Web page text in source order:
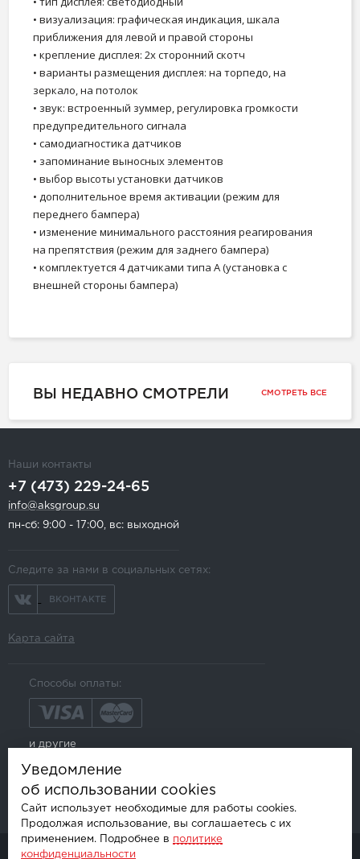
• визуализация: графическая индикация, шкала
приближения для левой и правой стороны
• крепление дисплея: 2х сторонний скотч
• варианты размещения дисплея: на торпедо, на
зеркало, на потолок
• звук: встроенный зуммер, регулировка громкости
предупредительного сигнала
• самодиагностика датчиков
• запоминание выносных элементов
• выбор высоты установки датчиков
• дополнительное время активации (режим для
переднего бампера)
• изменение минимального расстояния реагирования
на препятствия (режим для заднего бампера)
• комплектуется 4 датчиками типа A (установка с
внешней стороны бампера)
ВЫ НЕДАВНО СМОТРЕЛИ СМОТРЕТЬ ВСЕ
Наши контакты
+7 (473) 229-24-65
info@aksgroup.su
пн-сб: 9:00 - 17:00, вс: выходной
Следите за нами в социальных сетях:
ВКОНТАКТЕ
Карта сайта
Способы оплаты:
и другие
Уведомление
об использовании cookies
Сайт использует необходимые для работы cookies.
Продолжая использование, вы соглашаетесь с их
применением. Подробнее в политике
конфиденциальности